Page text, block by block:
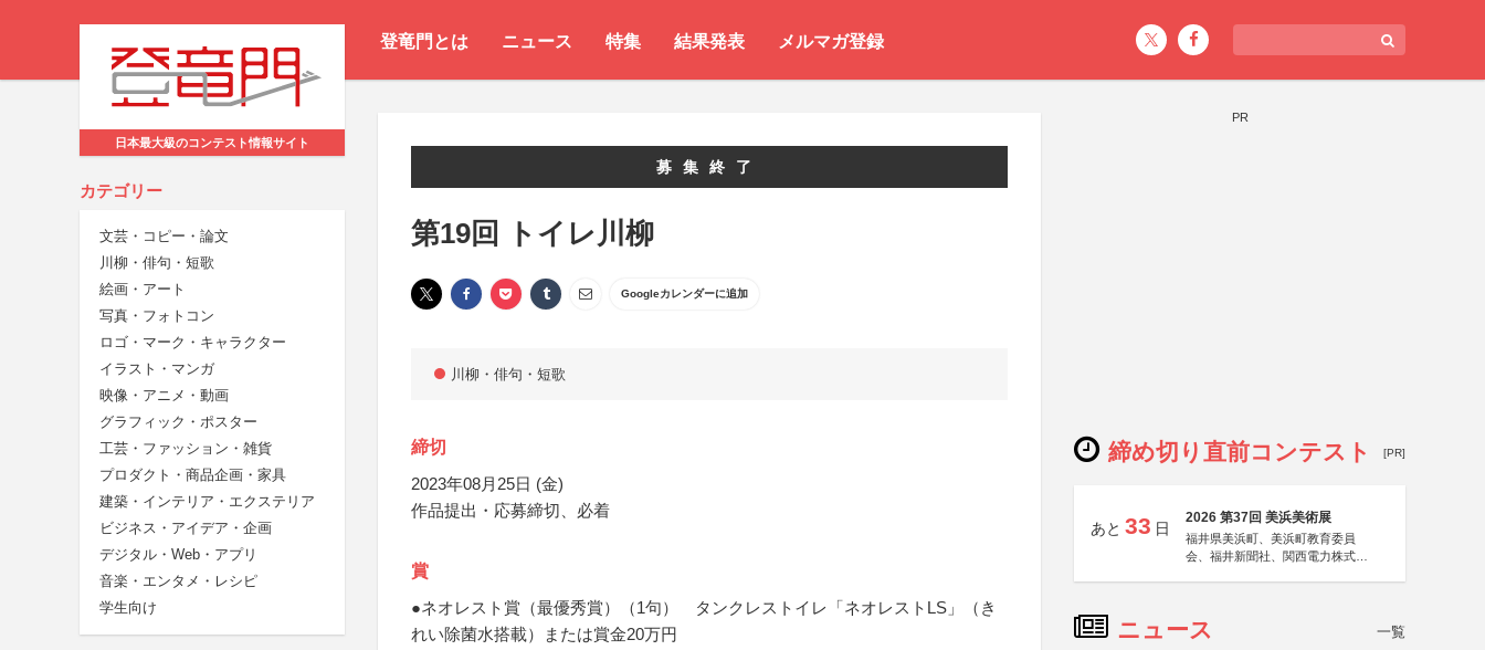
登竜門とは ニュース 特集 結果発表 メルマガ登録
日本最大級のコンテスト情報サイト
カテゴリー
文芸・コピー・論文
川柳・俳句・短歌
絵画・アート
写真・フォトコン
ロゴ・マーク・キャラクター
イラスト・マンガ
映像・アニメ・動画
グラフィック・ポスター
工芸・ファッション・雑貨
プロダクト・商品企画・家具
建築・インテリア・エクステリア
ビジネス・アイデア・企画
デジタル・Web・アプリ
音楽・エンタメ・レシピ
学生向け
募集終了
第19回 トイレ川柳
Googleカレンダーに追加
川柳・俳句・短歌
締切
2023年08月25日 (金)
作品提出・応募締切、必着
賞
●ネオレスト賞（最優秀賞）（1句） タンクレストイレ「ネオレストLS」（き
れい除菌水搭載）または賞金20万円
PR
締め切り直前コンテスト [PR]
あと 33 日
2026 第37回 美浜美術展
福井県美浜町、美浜町教育委員
会、福井新聞社、関西電力株式会
ニュース 一覧